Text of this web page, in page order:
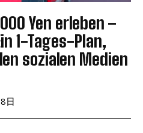
Yen erleben –
1-Tages-Plan,
sozialen Medien
日